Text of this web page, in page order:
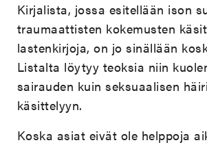
Kirjalista, jossa esitellään ison
traumaattisten kokemusten
lastenkirjoja, on jo sinällään
Listalta löytyy teoksia niin
sairauden kuin seksuaalisen
käsittelyyn.
Koska asiat eivät ole helppoja